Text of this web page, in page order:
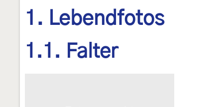
1. Lebendfotos
1.1. Falter